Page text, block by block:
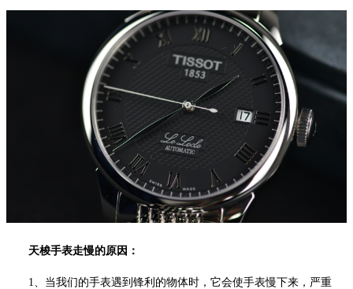
天梭手表走慢的原因：
1、当我们的手表遇到锋利的物体时，它会使手表慢下来，严重